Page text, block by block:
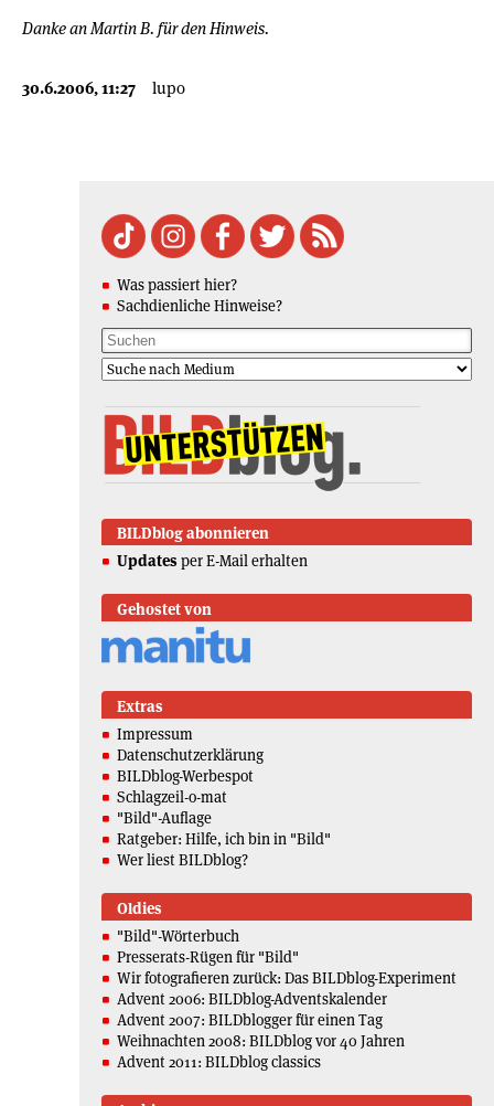
Danke an Martin B. für den Hinweis.
30.6.2006, 11:27 lupo
Was passiert hier?
Sachdienliche Hinweise?
BILDblog abonnieren
Updates per E-Mail erhalten
Gehostet von
Extras
Impressum
Datenschutzerklärung
BILDblog-Werbespot
Schlagzeil-o-mat
"Bild"-Auflage
Ratgeber: Hilfe, ich bin in "Bild"
Wer liest BILDblog?
Oldies
"Bild"-Wörterbuch
Presserats-Rügen für "Bild"
Wir fotografieren zurück: Das BILDblog-Experiment
Advent 2006: BILDblog-Adventskalender
Advent 2007: BILDblogger für einen Tag
Weihnachten 2008: BILDblog vor 40 Jahren
Advent 2011: BILDblog classics